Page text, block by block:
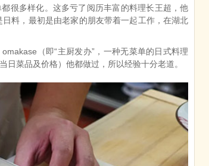
很多样化。这多亏了阅历丰富的料理长王超，他
料，最初是由老家的朋友带着一起工作，在湖北
（即“主厨发办”，一种无菜单的日式料理
日菜品及价格）他都做过，所以经验十分老道。